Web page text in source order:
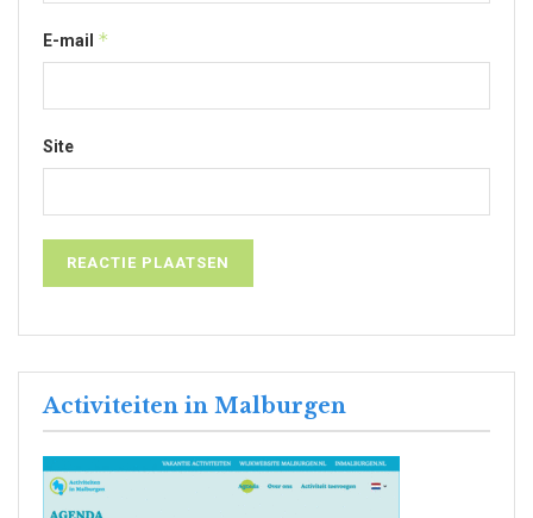
E-mail *
Site
Activiteiten in Malburgen